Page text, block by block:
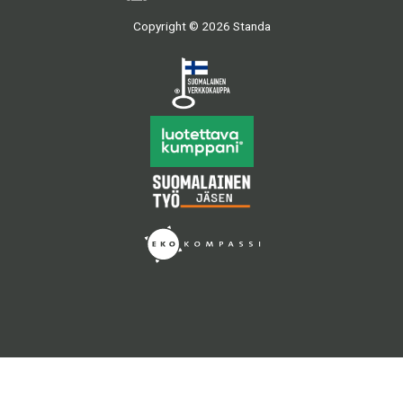
Copyright © 2026 Standa